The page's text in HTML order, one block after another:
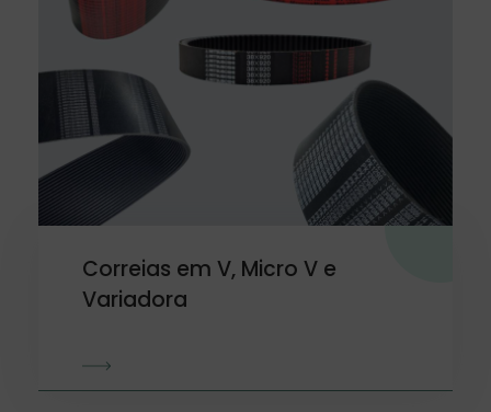
Correias em V, Micro V e
Variadora